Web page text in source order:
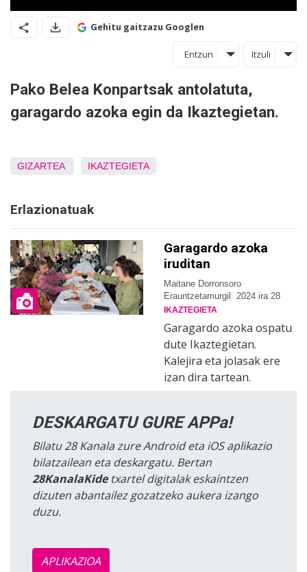
Gehitu gaitzazu Googlen
Entzun Itzuli
Pako Belea Konpartsak antolatuta,
garagardo azoka egin da Ikaztegietan.
GIZARTEA IKAZTEGIETA
Erlazionatuak
Garagardo azoka
iruditan
Maitane Dorronsoro
Erauntzetamurgil
2024 ira 28
IKAZTEGIETA
Garagardo azoka ospatu
dute Ikaztegietan.
Kalejira eta jolasak ere
izan dira tartean.
DESKARGATU GURE APPa!
Bilatu 28 Kanala zure Android eta iOS aplikazio
bilatzailean eta deskargatu. Bertan
28KanalaKidetxartel digitalak eskaintzen
dizuten abantailez gozatzeko aukera izango
duzu.
APLIKAZIOA